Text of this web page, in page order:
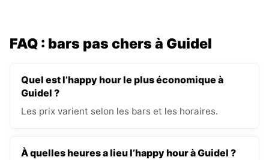
FAQ : bars pas chers à Guidel
Quel est l’happy hour le plus économique à
Guidel ?
Les prix varient selon les bars et les horaires.
À quelles heures a lieu l’happy hour à Guidel ?